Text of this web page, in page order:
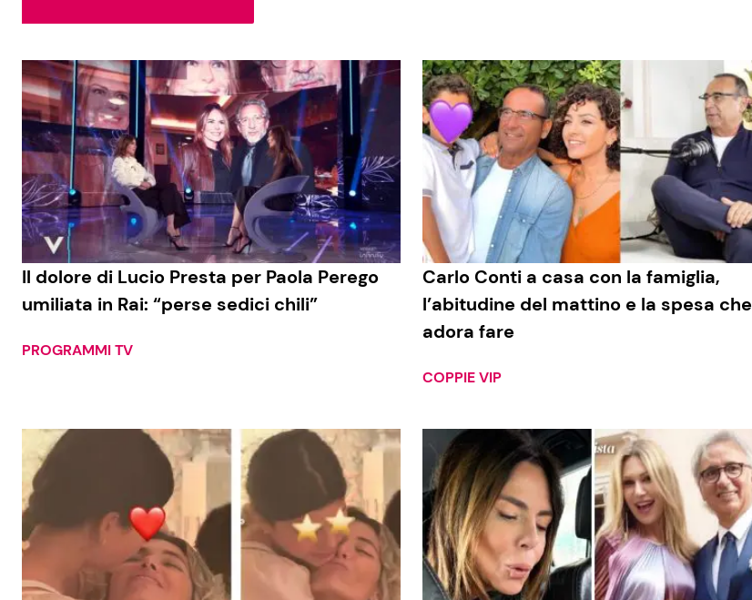
Social News
News dal mondo
Benessere
Casa
Moda e Style
Mondo Mamma
News benessere
Salute
Cucina e Ricette
Consigli di Cucina
Dolci
Le Ricette in TV
Primi Piatti
Ricette Facili e Veloci
Il dolore di Lucio Presta per Paola Perego
umiliata in Rai: “perse sedici chili”
PROGRAMMI TV
Carlo Conti a casa con la famiglia,
l’abitudine del mattino e la spesa che
adora fare
COPPIE VIP